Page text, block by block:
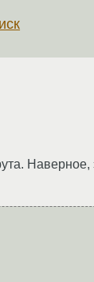
Наверное,